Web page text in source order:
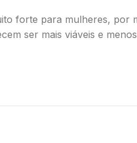
forte para mulheres, por
ser mais viáveis e